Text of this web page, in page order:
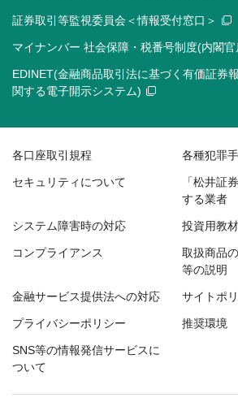
証券取引等監視委員会＜情報受付窓口＞
マイナンバー 社会保障・税番号制度(内閣官
EDINET(金融商品取引法に基づく有価証券
関する電子開示システム)
各口座取引規程 各種犯罪
セキュリティについて
「松井証
する業者
システム障害時の対応 投資用教
コンプライアンス
取扱商品
等の説明
金融サービス提供法への対応 サイトポ
プライバシーポリシー 推奨環境
SNS等の情報発信サービスに
ついて